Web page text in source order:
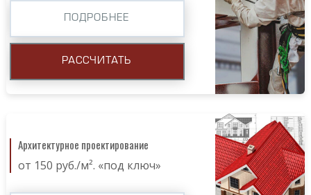
ПОДРОБНЕЕ
РАССЧИТАТЬ
Архитектурное проектирование
от 150 руб./м². «под ключ»